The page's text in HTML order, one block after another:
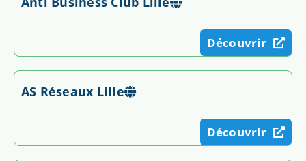
Découvrir
AS Réseaux Lille
Découvrir